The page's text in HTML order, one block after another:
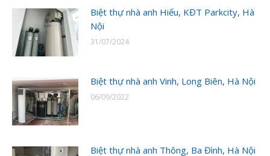
Biệt thự nhà anh Hiếu, KĐT Parkcity, Hà
Nội
31/07/2024
Biệt thự nhà anh Vinh, Long Biên, Hà Nội
06/09/2022
Biệt thự nhà anh Thông, Ba Đình, Hà Nội